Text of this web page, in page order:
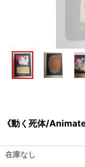
《動く死体/
在庫なし